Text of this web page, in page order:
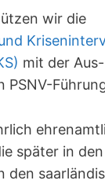
wir die
mit der
PSNV-
später in den
den